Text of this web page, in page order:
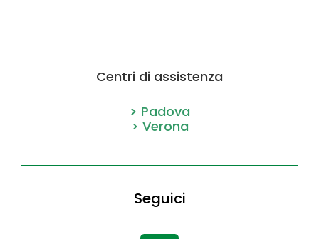
Centri di assistenza
> Padova
> Verona
Seguici